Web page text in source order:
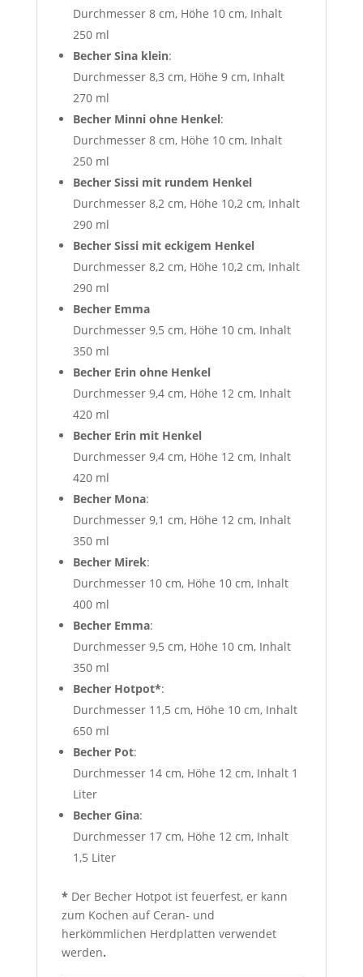
Durchmesser 8 cm, Höhe 10 cm, Inhalt
250 ml
Becher Sina klein:
Durchmesser 8,3 cm, Höhe 9 cm, Inhalt
270 ml
Becher Minni ohne Henkel:
Durchmesser 8 cm, Höhe 10 cm, Inhalt
250 ml
Becher Sissi mit rundem Henkel
Durchmesser 8,2 cm, Höhe 10,2 cm, Inhalt
290 ml
Becher Sissi mit eckigem Henkel
Durchmesser 8,2 cm, Höhe 10,2 cm, Inhalt
290 ml
Becher Emma
Durchmesser 9,5 cm, Höhe 10 cm, Inhalt
350 ml
Becher Erin ohne Henkel
Durchmesser 9,4 cm, Höhe 12 cm, Inhalt
420 ml
Becher Erin mit Henkel
Durchmesser 9,4 cm, Höhe 12 cm, Inhalt
420 ml
Becher Mona:
Durchmesser 9,1 cm, Höhe 12 cm, Inhalt
350 ml
Becher Mirek:
Durchmesser 10 cm, Höhe 10 cm, Inhalt
400 ml
Becher Emma:
Durchmesser 9,5 cm, Höhe 10 cm, Inhalt
350 ml
Becher Hotpot*:
Durchmesser 11,5 cm, Höhe 10 cm, Inhalt
650 ml
Becher Pot:
Durchmesser 14 cm, Höhe 12 cm, Inhalt 1
Liter
Becher Gina:
Durchmesser 17 cm, Höhe 12 cm, Inhalt
1,5 Liter
* Der Becher Hotpot ist feuerfest, er kann
zum Kochen auf Ceran- und
herkömmlichen Herdplatten verwendet
werden.